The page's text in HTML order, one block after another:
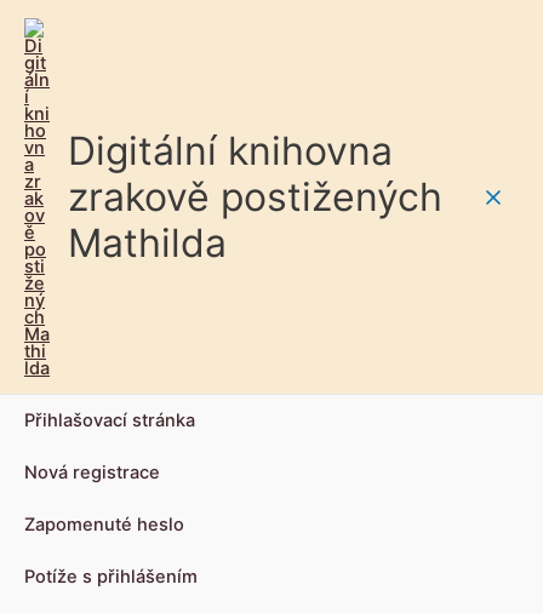
Digitální knihovna
zrakově postižených
Mathilda
Přihlašovací stránka
Nová registrace
Zapomenuté heslo
Potíže s přihlášením